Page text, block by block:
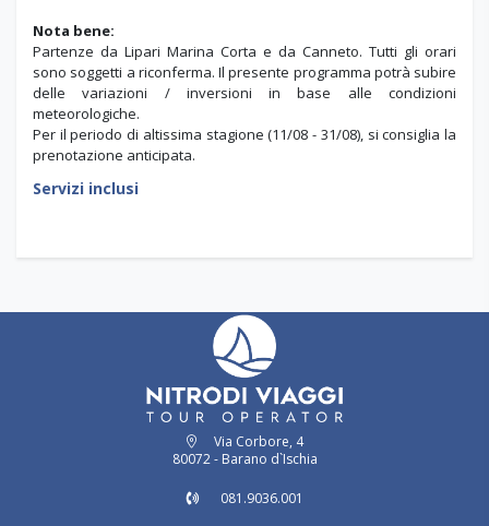
Nota bene:
Partenze da Lipari Marina Corta e da Canneto. Tutti gli orari
sono soggetti a riconferma. Il presente programma potrà subire
delle variazioni / inversioni in base alle condizioni
meteorologiche.
Per il periodo di altissima stagione (11/08 - 31/08), si consiglia la
prenotazione anticipata.
Servizi inclusi
Via Corbore, 4
80072 - Barano d`Ischia
081.9036.001